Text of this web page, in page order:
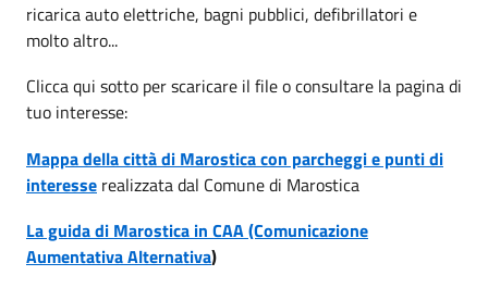
ricarica auto elettriche, bagni pubblici, defibrillatori e
molto altro...
Clicca qui sotto per scaricare il file o consultare la pagina di
tuo interesse:
Mappa della città di Marostica con parcheggi e punti di
interesse realizzata dal Comune di Marostica
La guida di Marostica in CAA (Comunicazione
Aumentativa Alternativa)